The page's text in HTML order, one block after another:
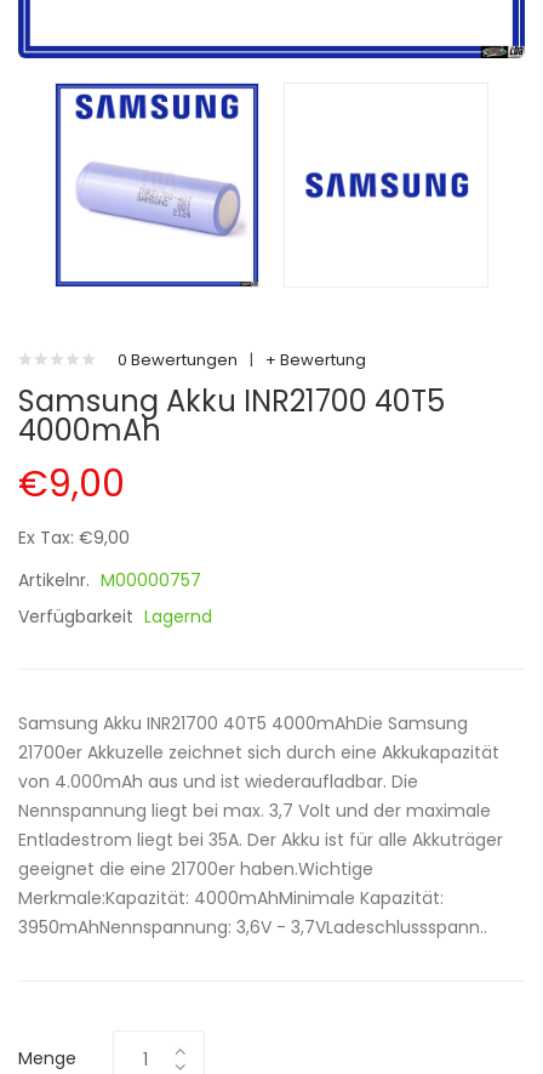
0 Bewertungen | + Bewertung
Samsung Akku INR21700 40T5
4000mAh
€9,00
Ex Tax: €9,00
Artikelnr. M00000757
Verfügbarkeit Lagernd
Samsung Akku INR21700 40T5 4000mAhDie Samsung
21700er Akkuzelle zeichnet sich durch eine Akkukapazität
von 4.000mAh aus und ist wiederaufladbar. Die
Nennspannung liegt bei max. 3,7 Volt und der maximale
Entladestrom liegt bei 35A. Der Akku ist für alle Akkuträger
geeignet die eine 21700er haben.Wichtige
Merkmale:Kapazität: 4000mAhMinimale Kapazität:
3950mAhNennspannung: 3,6V - 3,7VLadeschlussspann..
Menge